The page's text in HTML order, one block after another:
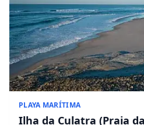
PLAYA MARÍTIMA
Ilha da Culatra (Praia